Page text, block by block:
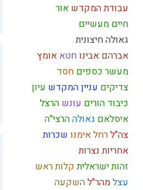
עבודת המקדש אור
חיים מעשיים
גאולה חיצונית
אברהם אבינו חטא אומץ
מעשר כספים חסד
צדיקים עניין המקדש עיון
כיבוד הורים עונש הרצל
איסלאם גאולההרצי"ה
צה"לרחל אימנו שכרות
אחריותנצרות
זהות ישראליתקלות ראש
עצלמהר"להשקעה